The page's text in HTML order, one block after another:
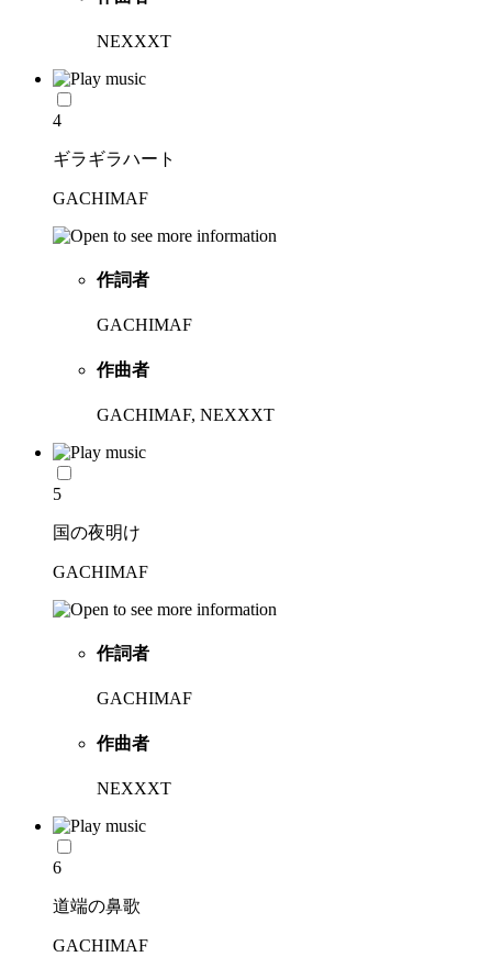
NEXXXT
4
ギラギラハート
GACHIMAF
作詞者
GACHIMAF
作曲者
GACHIMAF, NEXXXT
5
国の夜明け
GACHIMAF
作詞者
GACHIMAF
作曲者
NEXXXT
6
道端の鼻歌
GACHIMAF